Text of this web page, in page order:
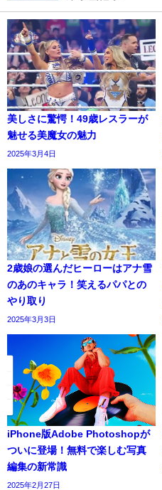
美しさに驚愕！49歳レスラーが
魅せる美魔女の魅力
2025年3月4日
2歳娘の選んだヒーローはアナ雪
のあのキャラ！笑えるパパとの
やり取り
2025年3月3日
iPhone版Adobe Photoshopが
ついに登場！無料で楽しむ写真
編集の新常識
2025年2月27日